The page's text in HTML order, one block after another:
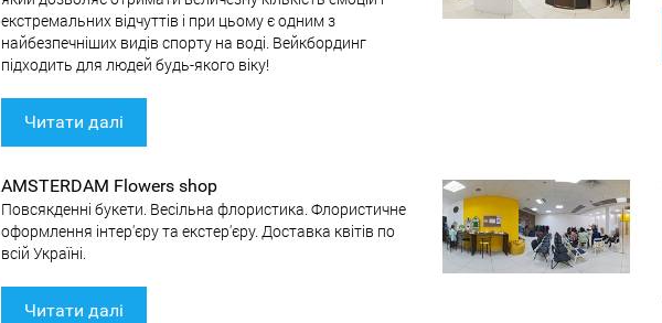
екстремальних відчуттів і при цьому є одним з
найбезпечніших видів спорту на воді. Вейкбординг
підходить для людей будь-якого віку!
Читати далі
AMSTERDAM Flowers shop
Повсякденні букети. Весільна флористика. Флористичне
оформлення інтер'єру та екстер'єру. Доставка квітів по
всій Україні.
Читати далі